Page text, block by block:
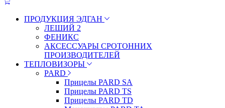
ПРОДУКЦИЯ ЭДГАН
ЛЕШИЙ 2
ФЕНИКС
АКСЕССУАРЫ СРОТОННИХ
ПРОИЗВОДИТЕЛЕЙ
ТЕПЛОВИЗОРЫ
PARD
Прицелы PARD SA
Прицелы PARD TS
Прицелы PARD TD